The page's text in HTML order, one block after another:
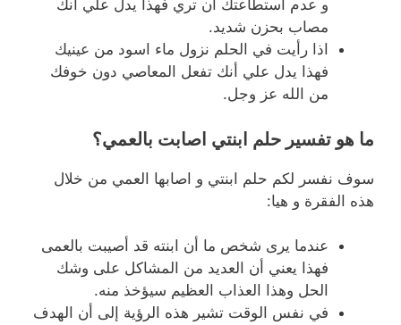
و عدم استطاعتك أن تري فهذا يدل علي أنك
مصاب بحزن شديد.
اذا رأيت في الحلم نزول ماء اسود من عينيك
فهذا يدل علي أنك تفعل المعاصي دون خوفك
من الله عز وجل.
ما هو تفسير حلم ابنتي اصابت بالعمي؟
سوف نفسر لكم حلم ابنتي و اصابها العمي من خلال
هذه الفقرة و هيا:
عندما يرى شخص ما أن ابنته قد أصيبت بالعمى
فهذا يعني أن العديد من المشاكل على وشك
الحل وهذا العذاب العظيم سيؤخذ منه.
في نفس الوقت تشير هذه الرؤية إلى أن الهدف